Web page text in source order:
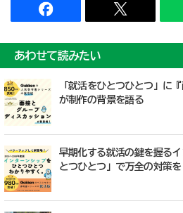
あわせて読みたい
「就活をひとつひとつ」に
が制作の背景を語る
早期化する就活の鍵を握る
とつひとつ」で万全の対策を!